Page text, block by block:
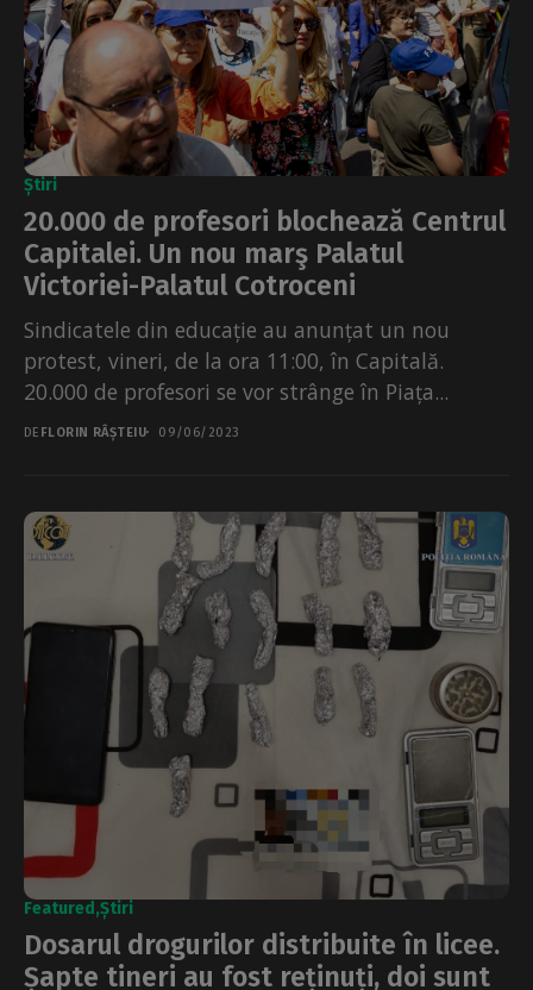
Știri
20.000 de profesori blochează Centrul
Capitalei. Un nou marş Palatul
Victoriei-Palatul Cotroceni
Sindicatele din educație au anunțat un nou
protest, vineri, de la ora 11:00, în Capitală.
20.000 de profesori se vor strânge în Piața...
DE FLORIN RÂȘTEIU 09/06/2023
Featured Știri
Dosarul drogurilor distribuite în licee.
Șapte tineri au fost reținuți, doi sunt